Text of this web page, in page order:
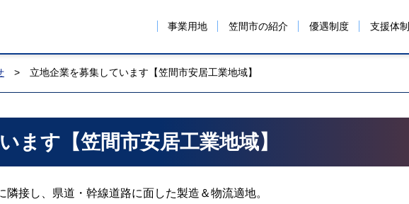
事業用地 笠間市の紹介 優遇制度 支援体制
> 立地企業を募集しています【笠間市安居工業地域】
ます【笠間市安居工業地域】
接し、県道・幹線道路に面した製造＆物流適地。